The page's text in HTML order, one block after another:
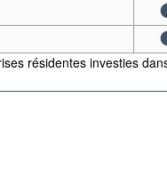
résidentes investies